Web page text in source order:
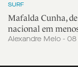
SURF
Mafalda Cunha,
nacional em
Alexandre Melo -